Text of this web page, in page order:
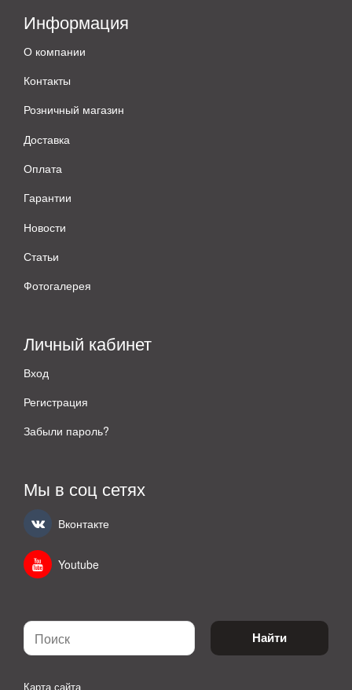
Информация
О компании
Контакты
Розничный магазин
Доставка
Оплата
Гарантии
Новости
Статьи
Фотогалерея
Личный кабинет
Вход
Регистрация
Забыли пароль?
Мы в соц сетях
Вконтакте
Youtube
Найти
Карта сайта